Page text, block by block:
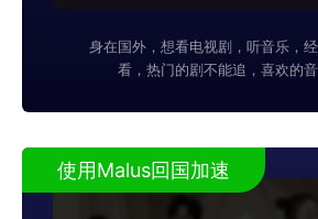
身在国外，想看电视剧，听音乐，
看，热门的剧不能追，喜欢的
使用Malus回国加速